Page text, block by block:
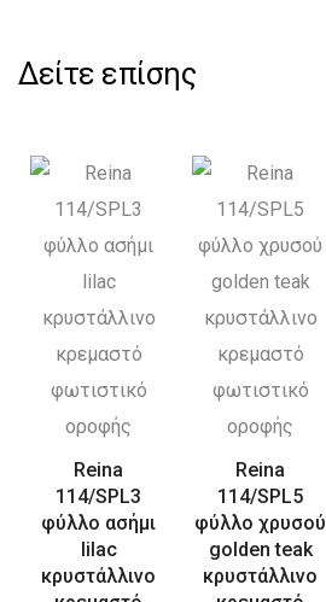
Δείτε επίσης
Reina
114/SPL3
φύλλο ασήμι
lilac
κρυστάλλινο
Reina
114/SPL5
φύλλο χρυσού
golden teak
κρυστάλλινο